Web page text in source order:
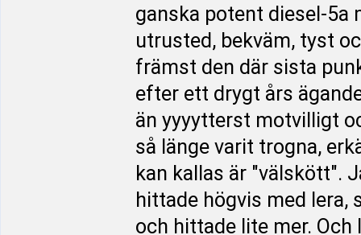
ganska potent diesel-5a
utrusted, bekväm, tyst
främst den där sista
efter ett drygt års
än yyyytterst motvilligt
så länge varit trogna,
kan kallas är "välskött".
hittade högvis med lera,
och hittade lite mer. Och